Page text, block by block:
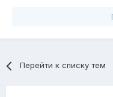
Перейти к списку тем